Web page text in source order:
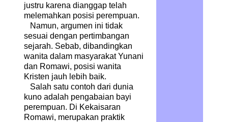
justru karena dianggap telah
melemahkan posisi perempuan.
Namun, argumen ini tidak
sesuai dengan pertimbangan
sejarah. Sebab, dibandingkan
wanita dalam masyarakat Yunani
dan Romawi, posisi wanita
Kristen jauh lebih baik.
Salah satu contoh dari dunia
kuno adalah pengabaian bayi
perempuan. Di Kekaisaran
Romawi, merupakan praktik